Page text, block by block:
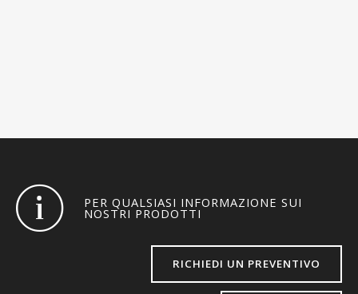
PER QUALSIASI INFORMAZIONE SUI
NOSTRI PRODOTTI
RICHIEDI UN PREVENTIVO